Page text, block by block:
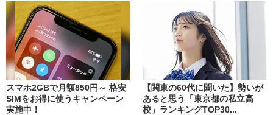
スマホ2GBで月額850円～ 格安
SIMをお得に使うキャンペーン
実施中！
【関東の60代に聞いた】勢いが
あると思う「東京都の私立高
校」ランキングTOP30...